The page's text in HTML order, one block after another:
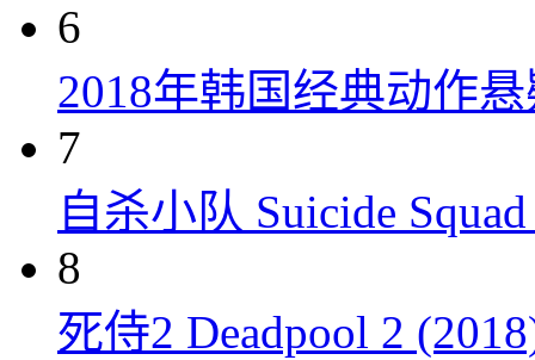
6
2018年韩国经典动作
7
自杀小队 Suicide
8
死侍2 Deadpool 2